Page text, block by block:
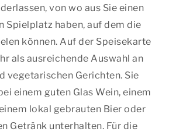
von wo aus Sie einen
Spielplatz haben, auf dem die
können. Auf der Speisekarte
als ausreichende Auswahl an
vegetarischen Gerichten. Sie
einem guten Glas Wein, einem
lokal gebrauten Bier oder
Getränk unterhalten. Für die